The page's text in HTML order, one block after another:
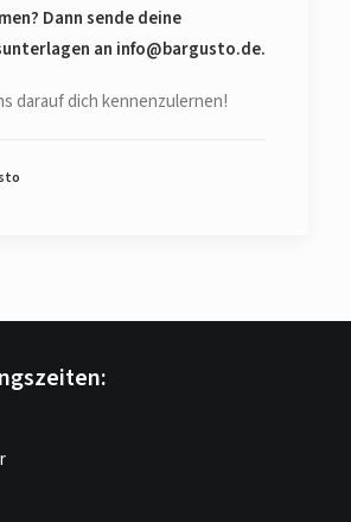
Dann sende deine
an info@bargusto.de.
darauf dich kennenzulernen!